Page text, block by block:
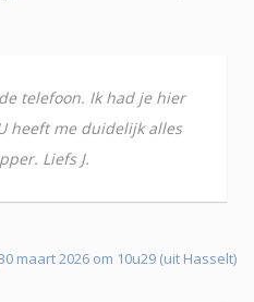
telefoon. Ik had je hier
heeft me duidelijk alles
Liefs J.
maart 2026 om 10u29 (uit Hasselt)